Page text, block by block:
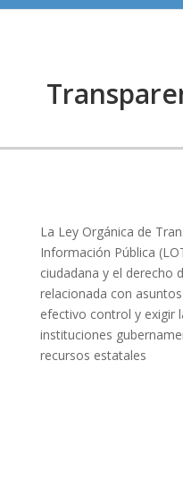
La Ley Orgánica de
Información Pública
ciudadana y el derecho
relacionada con
efectivo control y exigir
instituciones
recursos estatales